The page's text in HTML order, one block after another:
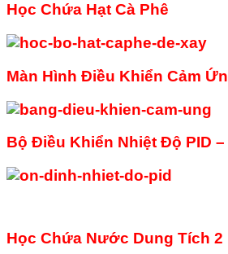
Học Chứa Hạt Cà Phê
Màn Hình Điều Khiển Cảm
Bộ Điều Khiển Nhiệt Độ PID
Học Chứa Nước Dung Tích 2